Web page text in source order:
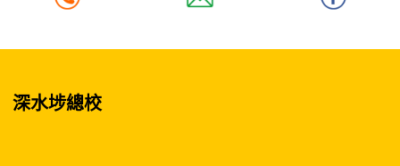
深水埗總校